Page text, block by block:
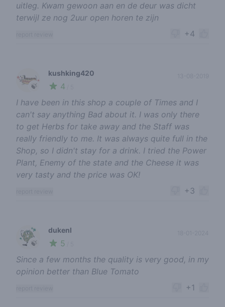
uitleg. Kwam gewoon aan en de deur was dicht
terwijl ze nog 2uur open horen te zijn
+4
🍃
kushking420
4
13-08-2019
I have been in this shop a couple of Times and I
can't say anything Bad about it. I was only there
to get Herbs for take away and the Staff was
really friendly to me. It was always quite full in the
Shop, so I didn't stay for a drink. I tried the Power
Plant, Enemy of the state and the Cheese it was
very tasty and the price was OK!
+3
🍃
dukenl
5
Since a few months the quality is very good, in my
opinion better than Blue Tomato
+1